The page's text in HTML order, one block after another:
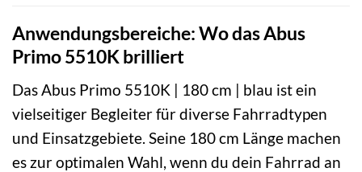
Anwendungsbereiche: Wo das Abus
Primo 5510K brilliert
Das Abus Primo 5510K | 180 cm | blau ist ein
vielseitiger Begleiter für diverse Fahrradtypen
und Einsatzgebiete. Seine 180 cm Länge machen
es zur optimalen Wahl, wenn du dein Fahrrad an